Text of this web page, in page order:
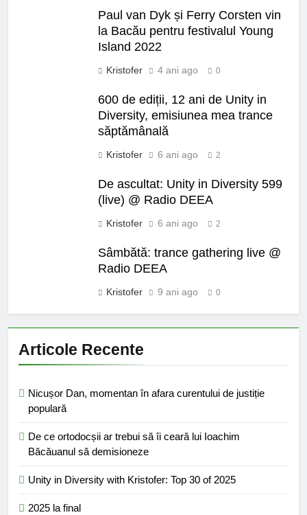
Paul van Dyk și Ferry Corsten vin
la Bacău pentru festivalul Young
Island 2022
Kristofer 4 ani ago 0
600 de ediții, 12 ani de Unity in
Diversity, emisiunea mea trance
săptămânală
Kristofer 6 ani ago 2
De ascultat: Unity in Diversity 599
(live) @ Radio DEEA
Kristofer 6 ani ago 2
Sâmbătă: trance gathering live @
Radio DEEA
Kristofer 9 ani ago 0
Articole Recente
Nicușor Dan, momentan în afara curentului de justiție
populară
De ce ortodocșii ar trebui să îi ceară lui Ioachim
Băcăuanul să demisioneze
Unity in Diversity with Kristofer: Top 30 of 2025
2025 la final